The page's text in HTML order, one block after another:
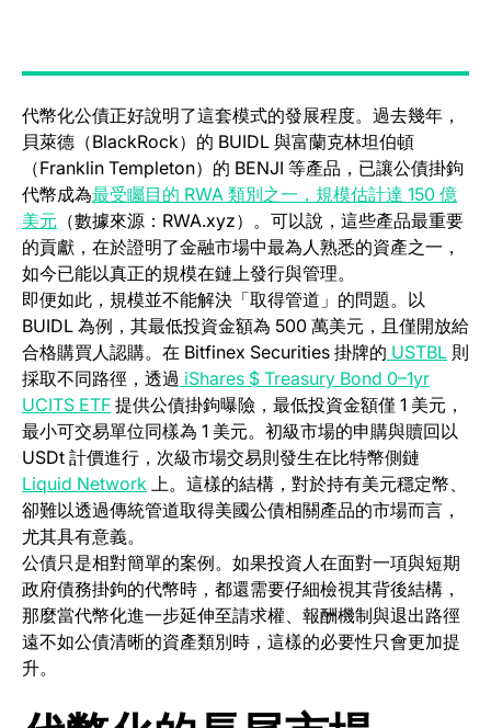
代幣化公債正好說明了這套模式的發展程度。過去幾年，
貝萊德（BlackRock）的 BUIDL 與富蘭克林坦伯頓
（Franklin Templeton）的 BENJI 等產品，已讓公債掛鉤
代幣成為最受矚目的 RWA 類別之一，規模估計達 150 億
美元 (opens in a new tab)
（數據來源：RWA.xyz）。可以說，這些產品最重要
的貢獻，在於證明了金融市場中最為人熟悉的資產之一，
如今已能以真正的規模在鏈上發行與管理。
即便如此，規模並不能解決「取得管道」的問題。以
BUIDL 為例，其最低投資金額為 500 萬美元，且僅開放給
合格購買人認購。在 Bitfinex Securities 掛牌的 USTBL 則
採取不同路徑，透過 iShares $ Treasury Bond 0–1yr
UCITS ETF(opens in a new tab)
提供公債掛鉤曝險，最低投資金額僅 1 美元，
最小可交易單位同樣為 1 美元。初級市場的申購與贖回以
USDt 計價進行，次級市場交易則發生在比特幣側鏈
Liquid Network (opens in a new tab)
上。這樣的結構，對於持有美元穩定幣、
卻難以透過傳統管道取得美國公債相關產品的市場而言，
尤其具有意義。
公債只是相對簡單的案例。如果投資人在面對一項與短期
政府債務掛鉤的代幣時，都還需要仔細檢視其背後結構，
那麼當代幣化進一步延伸至請求權、報酬機制與退出路徑
遠不如公債清晰的資產類別時，這樣的必要性只會更加提
升。